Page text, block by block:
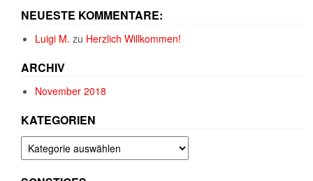
NEUESTE KOMMENTARE:
Luigi M. zu Herzlich Willkommen!
ARCHIV
November 2018
KATEGORIEN
Kategorien